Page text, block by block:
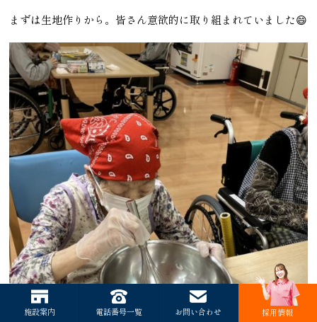
まずは生地作りから。皆さん意欲的に取り組まれていました😄
施設案内 電話番号一覧 お問い合わせ 採用情報